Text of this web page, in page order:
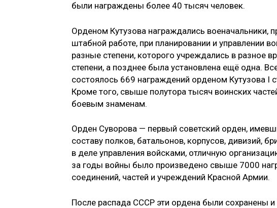
были награждены более 40 тысяч человек.
Орденом Кутузова награждались
штабной работе, при планировании и управлении
разные степени, которого учреждались в разное
степени, а позднее была установлена ещё одна.
состоялось 669 награждений орденом Кутузова I
Кроме того, свыше полутора тысяч воинских
боевым знаменам.
Орден Суворова — первый советский орден,
составу полков, батальонов, корпусов, дивизий,
в деле управления войсками, отличную
за годы войны было произведено свыше 7000
соединений, частей и учреждений Красной Армии.
После распада СССР эти ордена были сохранены и